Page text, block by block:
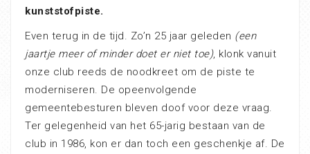
kunststofpiste.
Even terug in de tijd. Zo’n 25 jaar geleden (een
jaartje meer of minder doet er niet toe), klonk vanuit
onze club reeds de noodkreet om de piste te
moderniseren. De opeenvolgende
gemeentebesturen bleven doof voor deze vraag.
Ter gelegenheid van het 65-jarig bestaan van de
club in 1986, kon er dan toch een geschenkje af. De